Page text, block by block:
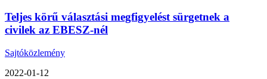
Teljes körű választási megfigyelést sürgetnek a
civilek az EBESZ-nél
Sajtóközlemény
2022-01-12